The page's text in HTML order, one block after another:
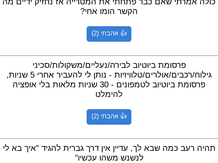
הקשר הומו אחי?
👍 אהבתי (2)
פרסומת ביוטיוב לבירה/נעליים/משקולות/סכיני
גילוח/רכבים/אולרים/טלוויזיות - נותן לי להעביר אחרי 5 שניות,
פרסומת ביוטיוב לטמפונים - 30 שניות מלאות בלי אופציה
להימלט
👍 אהבתי (2)
תהיה רעב כמה שבא לך, עדיין אין דרך גברית להגיד "איך בא לי
לנשנש משהו עכשיו"